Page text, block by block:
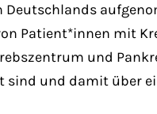
Patient*innen mit
und
sind und damit über